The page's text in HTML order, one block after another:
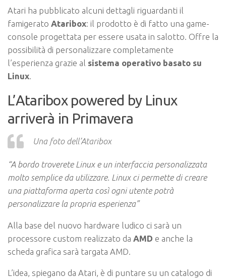
Atari ha pubblicato alcuni dettagli riguardanti il
famigerato Ataribox: il prodotto è di fatto una game-
console progettata per essere usata in salotto. Offre la
possibilità di personalizzare completamente
l’esperienza grazie al sistema operativo basato su
Linux.
L’Ataribox powered by Linux
arriverà in Primavera
Una foto dell’Ataribox
“A bordo troverete Linux e un interfaccia personalizzata
molto semplice da utilizzare. Linux ci permette di creare
una piattaforma aperta così ogni utente potrà
personalizzare la propria esperienza”
Alla base del nuovo hardware ludico ci sarà un
processore custom realizzato da AMD e anche la
scheda grafica sarà targata AMD.
L’idea, spiegano da Atari, è di puntare su un catalogo di